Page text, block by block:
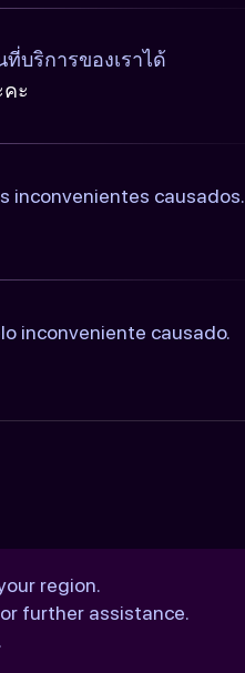
บริการของเราได้
ะ
inconvenientes causados.
inconveniente causado.
region.
further assistance.